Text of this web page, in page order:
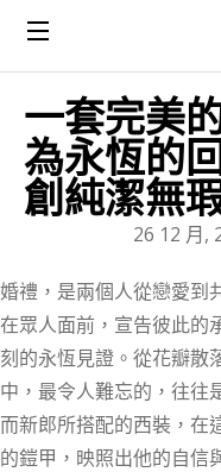
一套完美
為永恆的
創純潔無
26 12 月,
婚禮，是兩個人從戀愛到
在眾人面前，宣告彼此的
刻的永恆見證。從花瓣散
中，最令人難忘的，往往
而新郎所搭配的西裝，在
的鎧甲，映照出他的自信